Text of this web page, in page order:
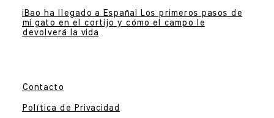
¡Bao ha llegado a España! Los primeros pasos de
mi gato en el cortijo y cómo el campo le
devolverá la vida
Contacto
Política de Privacidad